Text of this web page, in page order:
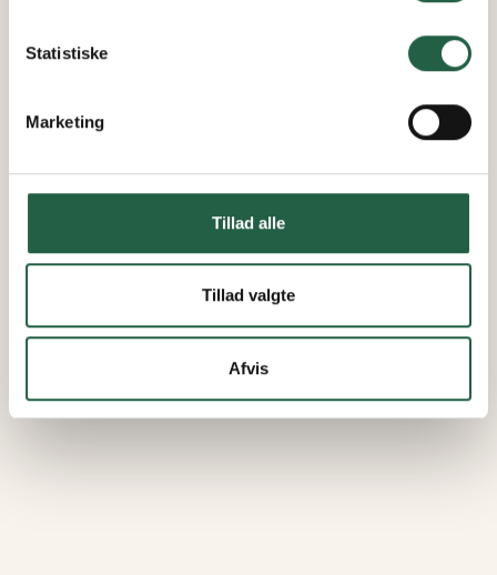
personlige oplysninger
Statistiske
Marketing
Tillad alle
Tillad valgte
Afvis